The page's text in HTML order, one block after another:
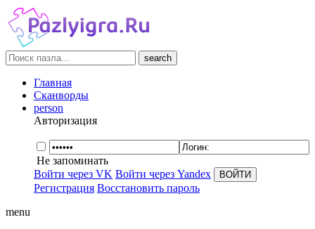
search
Главная
Сканворды
person
Авторизация
Не запоминать
Войти через VK Войти через Yandex
Регистрация Восстановить пароль
menu